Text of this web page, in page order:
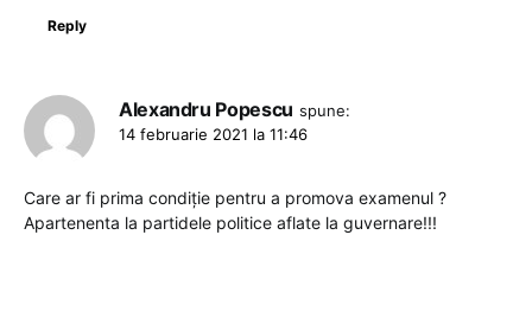
Reply
Alexandru Popescu spune:
14 februarie 2021 la 11:46
Care ar fi prima condiție pentru a promova examenul ?
Apartenenta la partidele politice aflate la guvernare!!!